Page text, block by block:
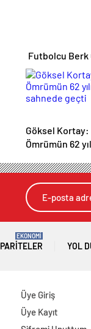
Futbolcu Berk
Göksel Kortay:
Ömrümün 62
PARITELER
EKONOMİ
YOL
Üye Giriş
Üye Kayıt